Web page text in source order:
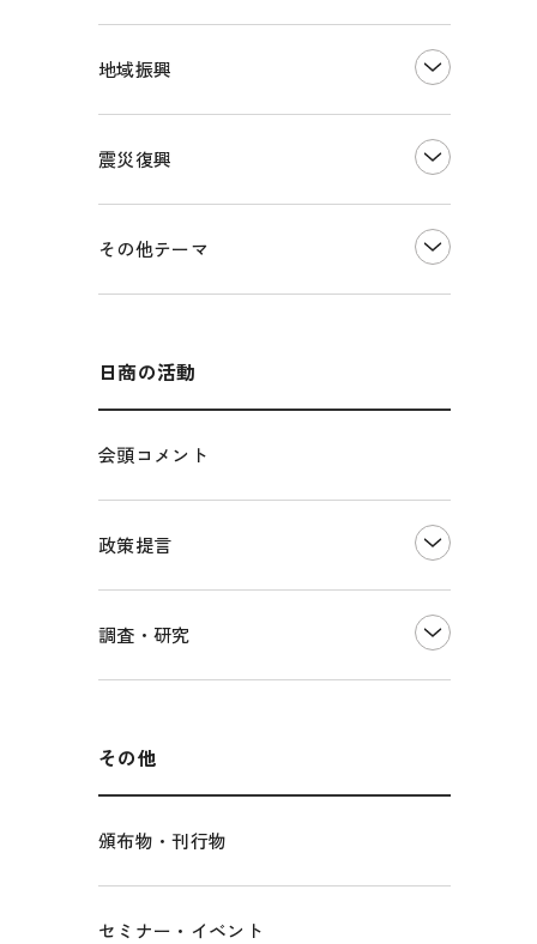
地域振興
震災復興
その他テーマ
多様な人材の活躍推進
各種制度・助成金
パートナーシップ構築宣言
海外展開イニシアティブ
輸出管理体制構築支援
日商の活動
会頭コメント
政策提言
国土強靭化・社会基盤整備・震災復興
調査・研究
その他
頒布物・刊行物
セミナー・イベント